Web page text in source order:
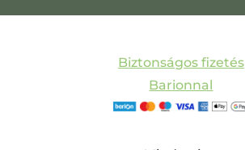
Biztonságos fizetés
Barionnal